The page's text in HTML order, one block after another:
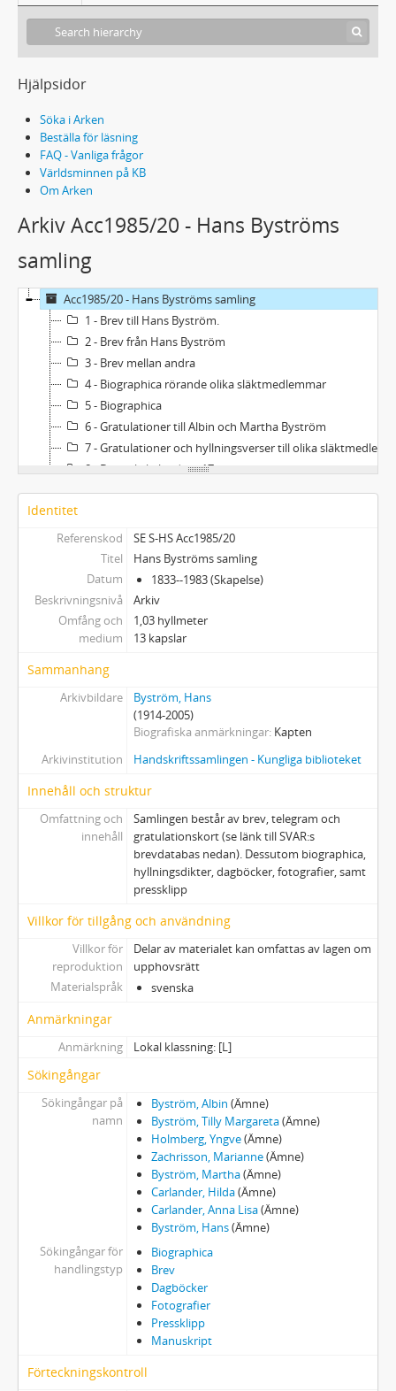
Hjälpsidor
Söka i Arken
Beställa för läsning
FAQ - Vanliga frågor
Världsminnen på KB
Om Arken
Arkiv Acc1985/20 - Hans Byströms
samling
Acc1985/20 - Hans Byströms samling
1 - Brev till Hans Byström.
2 - Brev från Hans Byström
3 - Brev mellan andra
4 - Biographica rörande olika släktmedlemmar
5 - Biographica
6 - Gratulationer till Albin och Martha Byström
7 - Gratulationer och hyllningsverser till olika släktmedlemmar
8 - Dagbokskalendrar, 17 st.
9 - Dagbokskalendrar, 3 st.
11 - Pressklipp, tidningar och tidskrifter
12 - Fotografier
13 - Fotografier
Identitet
Referenskod
SE S-HS Acc1985/20
Titel
Hans Byströms samling
Datum
1833--1983 (Skapelse)
Beskrivningsnivå
Arkiv
Omfång och
medium
1,03 hyllmeter
13 kapslar
Sammanhang
Arkivbildare
Byström, Hans
(1914-2005)
Biografiska anmärkningar Kapten
Arkivinstitution
Handskriftssamlingen - Kungliga biblioteket
Innehåll och struktur
Omfattning och
innehåll
Samlingen består av brev, telegram och
gratulationskort (se länk till SVAR:s
brevdatabas nedan). Dessutom biographica,
hyllningsdikter, dagböcker, fotografier, samt
pressklipp
Villkor för tillgång och användning
Villkor för
reproduktion
Delar av materialet kan omfattas av lagen om
upphovsrätt
Materialspråk
svenska
Anmärkningar
Anmärkning Lokal klassning: [L]
Sökingångar
Sökingångar på
namn
Byström, Albin (Ämne)
Byström, Tilly Margareta(Ämne)
Holmberg, Yngve(Ämne)
Zachrisson, Marianne(Ämne)
Byström, Martha(Ämne)
Carlander, Hilda(Ämne)
Carlander, Anna Lisa(Ämne)
Byström, Hans(Ämne)
Sökingångar för
handlingstyp
Biographica
Brev
Dagböcker
Fotografier
Pressklipp
Manuskript
Förteckningskontroll